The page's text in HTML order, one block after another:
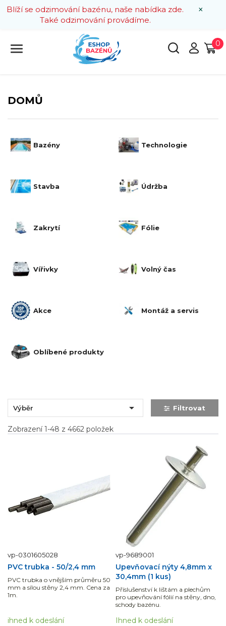
×
Blíží se odzimování bazénu, naše nabídka zde.
Také odzimování provádíme.
0
DOMŮ
Bazény Technologie
Stavba Údržba
Zakrytí Fólie
Vířivky Volný čas
Akce Montáž a servis
Oblíbené produkty
Výběr  Filtrovat
Zobrazení 1-48 z 4662 položek
vp-0301605028
PVC trubka - 50/2,4 mm
PVC trubka o vnějším průměru 50
mm a sílou stěny 2,4 mm. Cena za
1m.
ihned k odeslání
vp-9689001
Upevňovací nýty 4,8mm x
30,4mm (1 kus)
Příslušenství k lištám a plechům
pro upevňování fólií na stěny, dno,
schody bazénu.
Ihned k odeslání